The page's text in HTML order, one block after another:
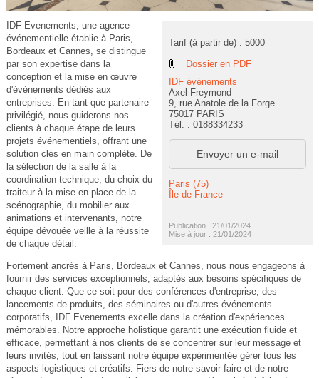
Tarif (à partir de) : 5000
Dossier en PDF
IDF événements
Axel Freymond
9, rue Anatole de la Forge
75017 PARIS
Tél. : 0188334233
Envoyer un e-mail
Paris (75)
Île-de-France
Publication : 21/01/2024
Mise à jour : 21/01/2024
IDF Evenements, une agence
événementielle établie à Paris,
Bordeaux et Cannes, se distingue
par son expertise dans la
conception et la mise en œuvre
d'événements dédiés aux
entreprises. En tant que partenaire
privilégié, nous guiderons nos
clients à chaque étape de leurs
projets événementiels, offrant une
solution clés en main complète. De
la sélection de la salle à la
coordination technique, du choix du
traiteur à la mise en place de la
scénographie, du mobilier aux
animations et intervenants, notre
équipe dévouée veille à la réussite
de chaque détail.
Fortement ancrés à Paris, Bordeaux et Cannes, nous nous engageons à
fournir des services exceptionnels, adaptés aux besoins spécifiques de
chaque client. Que ce soit pour des conférences d'entreprise, des
lancements de produits, des séminaires ou d'autres événements
corporatifs, IDF Evenements excelle dans la création d'expériences
mémorables. Notre approche holistique garantit une exécution fluide et
efficace, permettant à nos clients de se concentrer sur leur message et
leurs invités, tout en laissant notre équipe expérimentée gérer tous les
aspects logistiques et créatifs. Fiers de notre savoir-faire et de notre